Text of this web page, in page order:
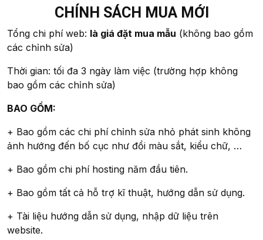
CHÍNH SÁCH MUA MỚI
Tổng chi phí web: là giá đặt mua mẫu (không bao gồm
các chỉnh sửa)
Thời gian: tối đa 3 ngày làm việc (trường hợp không
bao gồm các chỉnh sửa)
BAO GỒM:
+ Bao gồm các chi phí chỉnh sửa nhỏ phát sinh không
ảnh hướng đến bố cục như đổi màu sắt, kiểu chữ, …
+ Bao gồm chi phí hosting năm đầu tiên.
+ Bao gồm tất cả hỗ trợ kĩ thuật, hướng dẫn sử dụng.
+ Tài liệu hướng dẫn sử dụng, nhập dữ liệu trên
website.